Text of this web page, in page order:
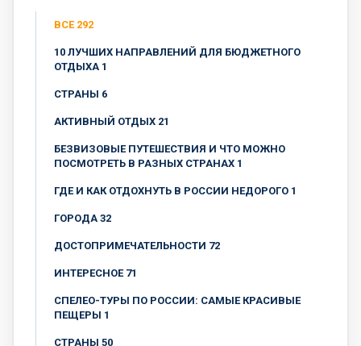
ВСЕ 292
10 ЛУЧШИХ НАПРАВЛЕНИЙ ДЛЯ БЮДЖЕТНОГО
ОТДЫХА 1
CТРАНЫ 6
АКТИВНЫЙ ОТДЫХ 21
БЕЗВИЗОВЫЕ ПУТЕШЕСТВИЯ И ЧТО МОЖНО
ПОСМОТРЕТЬ В РАЗНЫХ СТРАНАХ 1
ГДЕ И КАК ОТДОХНУТЬ В РОССИИ НЕДОРОГО 1
ГОРОДА 32
ДОСТОПРИМЕЧАТЕЛЬНОСТИ 72
ИНТЕРЕСНОЕ 71
СПЕЛЕО-ТУРЫ ПО РОССИИ: САМЫЕ КРАСИВЫЕ
ПЕЩЕРЫ 1
СТРАНЫ 50